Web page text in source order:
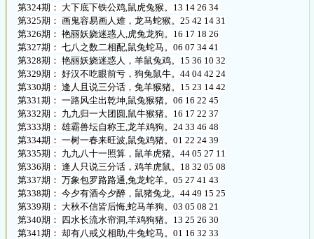
第324期： 大下底下铁公鸡,鼠虎兔猴。13 14 26 34
第325期： 画鬼容易画人难，龙马蛇猴。25 42 14 31
第326期： 艳丽妖娆迷惑人,虎兔龙狗。16 17 18 26
第327期： 七八之数二相配,鼠兔蛇马。06 07 34 41
第328期： 艳丽妖娆迷惑人，羊鼠兔鸡。15 36 10 32
第329期： 好汉不吃眼前亏，狗兔鼠牛。44 04 42 24
第330期： 逢人且说三分话，兔羊猴猪。15 23 14 42
第331期： 一路风尘出乾坤,鼠兔猴猪。06 16 22 45
第332期： 九九归一大团圆,鼠牛猴猪。16 17 22 37
第333期： 雄霸兽坛自称王,龙羊鸡狗。24 33 46 48
第334期： 一树一春来旺波,鼠兔鸡猪。01 22 24 39
第335期： 九九八十一照算，鼠羊虎猪。44 05 27 11
第336期： 逢人只说三分话，鸡羊虎鼠。18 32 05 08
第337期： 万象包罗路路通,兔龙蛇羊。05 27 41 43
第338期： 今夕有酒今夕醉，鼠猪兔龙。44 49 15 25
第339期： 大秋不信皆后悔,蛇马羊狗。03 05 08 21
第340期： 四水长流水帘洞,羊鸡狗猪。13 25 26 30
第341期： 却有八戒义相助,牛兔蛇马。01 16 32 33